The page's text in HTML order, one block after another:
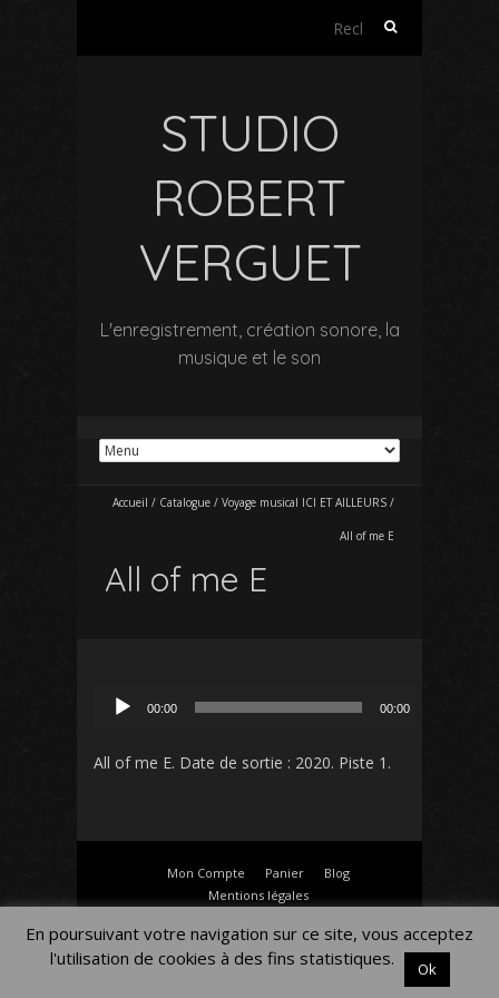
Rechercher :
STUDIO
ROBERT
VERGUET
L'enregistrement, création sonore, la
musique et le son
Accueil / Catalogue / Voyage musical ICI ET AILLEURS /
All of me E
All of me E
00:00 00:00
All of me E. Date de sortie : 2020. Piste 1.
Mon Compte Panier
Blog
Mentions légales
En poursuivant votre navigation sur ce site, vous acceptez
l'utilisation de cookies à des fins statistiques.
Ok